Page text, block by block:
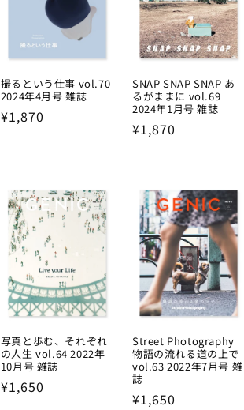
撮るという仕事 vol.70
2024年4月号 雑誌
Regular
¥1,870
SNAP SNAP SNAP あ
るがままに vol.69
2024年1月号 雑誌
Regular
¥1,870
写真と歩む、それぞれ
の人生 vol.64 2022年
10月号 雑誌
Regular
¥1,650
Street Photography
物語の流れる道の上で
vol.63 2022年7月号 雑
誌
Regular
¥1,650